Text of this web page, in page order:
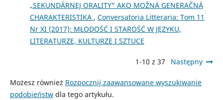
„SEKUNDÁRNEJ ORALITY” AKO MOŽNÁ GENERAČNÁ
CHARAKTERISTIKA , Conversatoria Litteraria: Tom 11
Nr XI (2017): MŁODOŚĆ I STAROŚĆ W JĘZYKU,
LITERATURZE, KULTURZE I SZTUCE
1-10 z 37 Następny
Możesz również Rozpocznij zaawansowane wyszukiwanie
podobieństwdla tego artykułu.